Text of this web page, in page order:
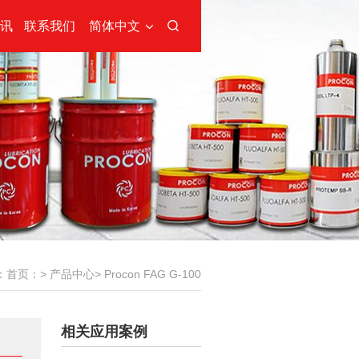
联系我们 简体中文
首页： > 产品中心> Procon FAG G-100
相关应用案例